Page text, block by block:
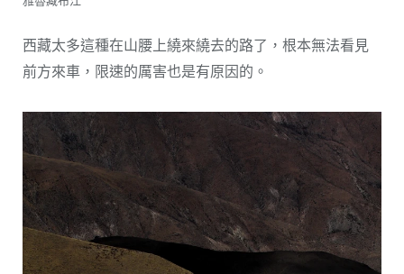
西藏太多這種在山腰上繞來繞去的路了，根本無法看見
前方來車，限速的厲害也是有原因的。